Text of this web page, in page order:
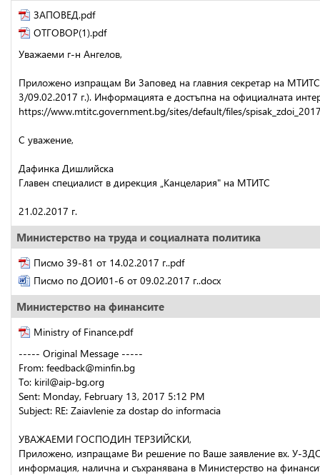
ЗАПОВЕД.pdf
ОТГОВОР(1).pdf
Уважаеми г-н Ангелов,
Приложено изпращам Ви Заповед на главния секретар на
3/09.02.2017 г.). Информацията е достъпна на официалната
https://www.mtitc.government.bg/sites/default/files/
С уважение,
Дафинка Дишлийска
Главен специалист в дирекция „Канцелария" на МТИТС
21.02.2017 г.
Министерство на труда и социалната политика
Писмо 39-81 от 14.02.2017 г..pdf
Писмо по ДОИ01-6 от 09.02.2017 г..docx
Министерство на финансите
Ministry of Finance.pdf
----- Original Message -----
From: feedback@minfin.bg
To: kiril@aip-bg.org
Sent: Monday, February 13, 2017 5:12 PM
Subject: RE: Zaiavlenie za dostap do informacia
УВАЖАЕМИ ГОСПОДИН ТЕРЗИЙСКИ,
Приложено, изпращаме Ви решение по Ваше заявление вх. У-
информация, налична и съхранявана в Министерство на